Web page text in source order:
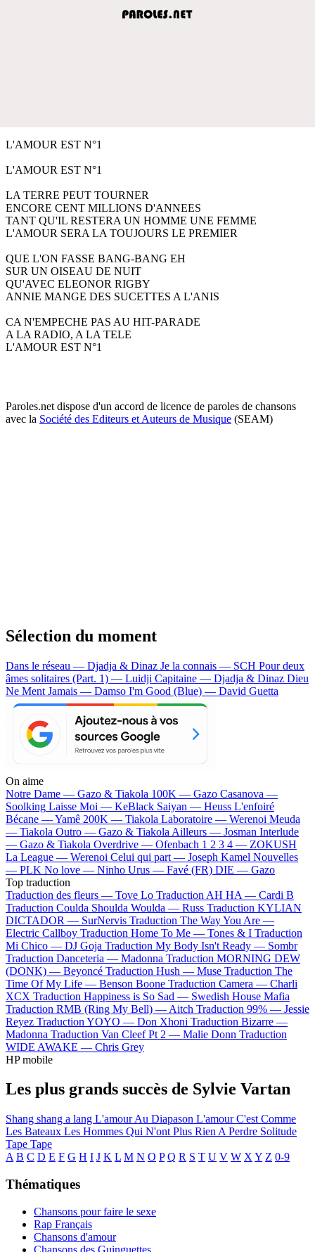
L'AMOUR EST N°1
L'AMOUR EST N°1
LA TERRE PEUT TOURNER
ENCORE CENT MILLIONS D'ANNEES
TANT QU'IL RESTERA UN HOMME UNE FEMME
L'AMOUR SERA LA TOUJOURS LE PREMIER
QUE L'ON FASSE BANG-BANG EH
SUR UN OISEAU DE NUIT
QU'AVEC ELEONOR RIGBY
ANNIE MANGE DES SUCETTES A L'ANIS
CA N'EMPECHE PAS AU HIT-PARADE
A LA RADIO, A LA TELE
L'AMOUR EST N°1
Paroles.net dispose d'un accord de licence de paroles de chansons
avec la Société des Editeurs et Auteurs de Musique (SEAM)
Sélection du moment
Dans le réseau — Djadja & Dinaz Je la connais — SCH Pour deux
âmes solitaires (Part. 1) — Luidji Capitaine — Djadja & Dinaz Dieu
Ne Ment Jamais — Damso I'm Good (Blue) — David Guetta
On aime
Notre Dame — Gazo & Tiakola 100K — Gazo Casanova —
Soolking Laisse Moi — KeBlack Saiyan — Heuss L'enfoiré
Bécane —Yamê 200K — Tiakola Laboratoire — Werenoi Meuda
— Tiakola Outro — Gazo & Tiakola Ailleurs — Josman Interlude
— Gazo & Tiakola Overdrive — Ofenbach 1 2 3 4 — ZOKUSH
La League — Werenoi Celui qui part — Joseph Kamel Nouvelles
— PLK No love — Ninho Urus — Favé (FR) DIE — Gazo
Top traduction
Traduction des fleurs — Tove Lo Traduction AH HA — Cardi B
Traduction Coulda Shoulda Woulda — Russ Traduction KYLIAN
DICTADOR — SurNervis Traduction The Way You Are —
Electric Callboy Traduction Home To Me — Tones & I Traduction
Mi Chico — DJ Goja Traduction My Body Isn't Ready — Sombr
Traduction Danceteria — Madonna Traduction MORNING DEW
(DONK) — Beyoncé Traduction Hush — Muse Traduction The
Time Of My Life — Benson Boone Traduction Camera — Charli
XCX Traduction Happiness is So Sad — Swedish House Mafia
Traduction RMB (Ring My Bell) — Aitch Traduction 99% — Jessie
Reyez Traduction YOYO — Don Xhoni Traduction Bizarre —
Madonna Traduction Van Cleef Pt 2 — Malie Donn Traduction
WIDE AWAKE — Chris Grey
HP mobile
Les plus grands succès de Sylvie Vartan
Shang shang a lang L'amour Au Diapason L'amour C'est Comme
Les Bateaux Les Hommes Qui N'ont Plus Rien A Perdre Solitude
Tape Tape
A B C D E F G H I J K L M N O P Q R S T U V W X Y Z 0-9
Thématiques
Chansons pour faire le sexe
Rap Français
Chansons d'amour
Chansons des Guinguettes